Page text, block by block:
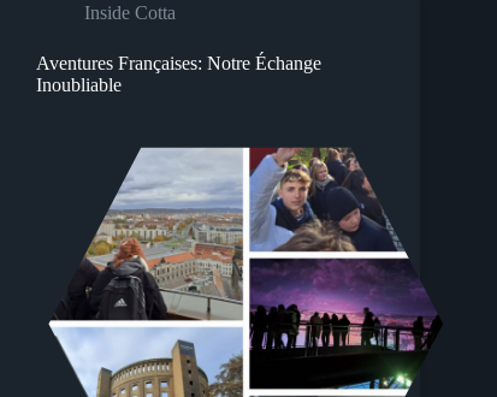
Inside Cotta
Aventures Françaises: Notre Échange
Inoubliable